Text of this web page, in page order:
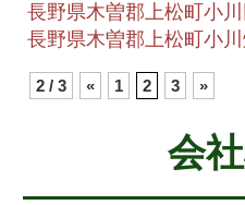
長野県木曽郡上松町小
長野県木曽郡上松町小
2 / 3 « 1 2 3 »
会